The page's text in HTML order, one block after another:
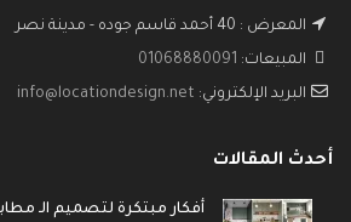
المعرض : 40 أحمد قاسم جوده - مدينة نصر
المبيعات: 01068880091
البريد الإلكتروني: info@locationdesign.net
أحدث المقالات